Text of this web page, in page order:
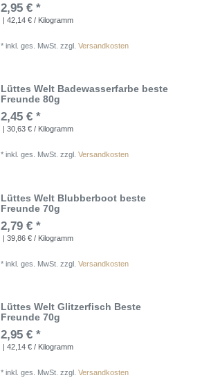
2,95 € *
| 42,14 € / Kilogramm
*inkl. ges. MwSt. zzgl.Versandkosten
Lüttes Welt Badewasserfarbe beste
Freunde 80g
2,45 € *
| 30,63 € / Kilogramm
*inkl. ges. MwSt. zzgl.Versandkosten
Lüttes Welt Blubberboot beste
Freunde 70g
2,79 € *
| 39,86 € / Kilogramm
*inkl. ges. MwSt. zzgl.Versandkosten
Lüttes Welt Glitzerfisch Beste
Freunde 70g
2,95 € *
| 42,14 € / Kilogramm
*inkl. ges. MwSt. zzgl.Versandkosten